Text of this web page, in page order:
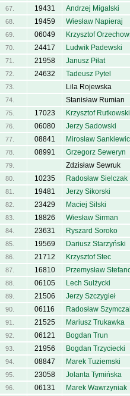
67. 19431 Andrzej Migalski
68. 19459 Wiesław Napieraj
69. 06049 Krzysztof
70. 24417 Ludwik Padewski
71. 21958 Janusz Piłat
72. 24632 Tadeusz Pytel
73. Lila Rojewska
74. Stanisław Rumian
75. 17023 Krzysztof Rutkowski
76. 06080 Jerzy Sadowski
77. 08841 Mirosław
78. 08991 Grzegorz Seweryn
79. Zdzisław Sewruk
80. 10235 Radosław Sielczak
81. 19481 Jerzy Sikorski
82. 23429 Maciej Silski
83. 18826 Wiesław Sirman
84. 23631 Ryszard Soroko
85. 19569 Dariusz Starzyński
86. 21712 Krzysztof Stec
87. 16810 Przemysław
88. 06105 Lech Sulżycki
89. 21506 Jerzy Szczygieł
90. 06116 Radosław
91. 21525 Mariusz Trukawka
92. 06121 Bogdan Trun
93. 21956 Bogdan Trzyciecki
94. 08847 Marek Tuziemski
95. 23058 Jolanta Tymińska
96. 06131 Marek Wawrzyniak